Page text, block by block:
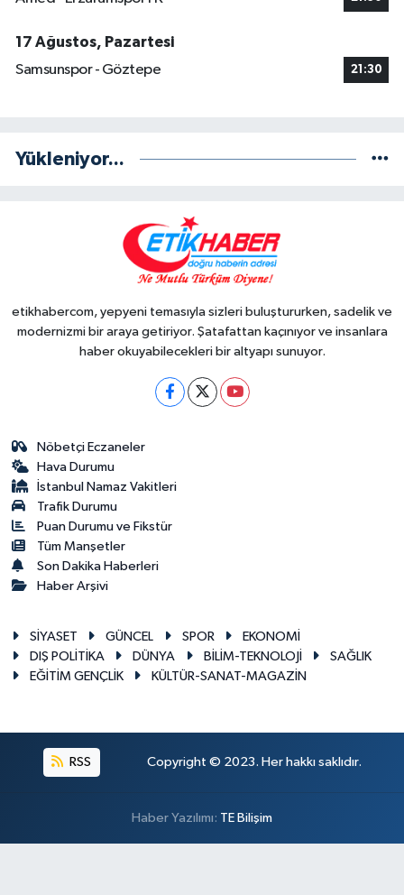
17 Ağustos, Pazartesi
Samsunspor - Göztepe
21:30
Yükleniyor...
etikhabercom, yepyeni temasıyla sizleri buluştururken, sadelik ve
modernizmi bir araya getiriyor. Şatafattan kaçınıyor ve insanlara
haber okuyabilecekleri bir altyapı sunuyor.
Nöbetçi Eczaneler
Hava Durumu
İstanbul Namaz Vakitleri
Trafik Durumu
Puan Durumu ve Fikstür
Tüm Manşetler
Son Dakika Haberleri
Haber Arşivi
SİYASET GÜNCEL SPOR
EKONOMİ
DIŞ POLİTİKA
DÜNYA BİLİM-TEKNOLOJİ
SAĞLIK
EĞİTİM GENÇLİK
KÜLTÜR-SANAT-MAGAZİN
RSS Copyright © 2023. Her hakkı saklıdır.
Haber Yazılımı: TE Bilişim